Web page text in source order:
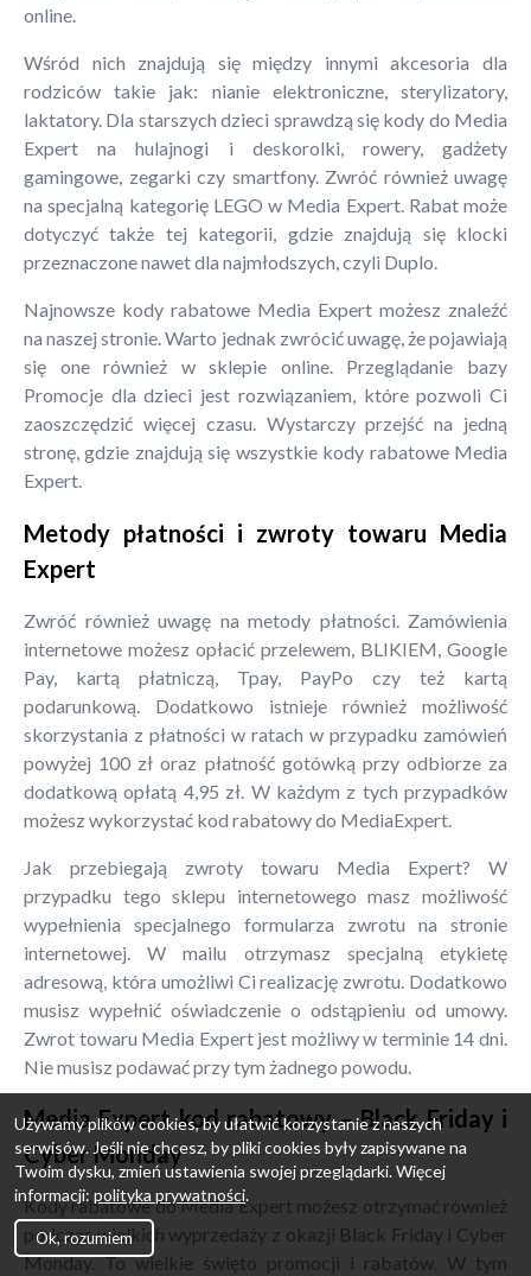
online.
Wśród nich znajdują się między innymi akcesoria dla
rodziców takie jak: nianie elektroniczne, sterylizatory,
laktatory. Dla starszych dzieci sprawdzą się kody do Media
Expert na hulajnogi i deskorolki, rowery, gadżety
gamingowe, zegarki czy smartfony. Zwróć również uwagę
na specjalną kategorię LEGO w Media Expert. Rabat może
dotyczyć także tej kategorii, gdzie znajdują się klocki
przeznaczone nawet dla najmłodszych, czyli Duplo.
Najnowsze kody rabatowe Media Expert możesz znaleźć
na naszej stronie. Warto jednak zwrócić uwagę, że pojawiają
się one również w sklepie online. Przeglądanie bazy
Promocje dla dzieci jest rozwiązaniem, które pozwoli Ci
zaoszczędzić więcej czasu. Wystarczy przejść na jedną
stronę, gdzie znajdują się wszystkie kody rabatowe Media
Expert.
Metody płatności i zwroty towaru Media
Expert
Zwróć również uwagę na metody płatności. Zamówienia
internetowe możesz opłacić przelewem, BLIKIEM, Google
Pay, kartą płatniczą, Tpay, PayPo czy też kartą
podarunkową. Dodatkowo istnieje również możliwość
skorzystania z płatności w ratach w przypadku zamówień
powyżej 100 zł oraz płatność gotówką przy odbiorze za
dodatkową opłatą 4,95 zł. W każdym z tych przypadków
możesz wykorzystać kod rabatowy do MediaExpert.
Jak przebiegają zwroty towaru Media Expert? W
przypadku tego sklepu internetowego masz możliwość
wypełnienia specjalnego formularza zwrotu na stronie
internetowej. W mailu otrzymasz specjalną etykietę
adresową, która umożliwi Ci realizację zwrotu. Dodatkowo
musisz wypełnić oświadczenie o odstąpieniu od umowy.
Zwrot towaru Media Expert jest możliwy w terminie 14 dni.
Nie musisz podawać przy tym żadnego powodu.
Media Expert kod rabatowy – Black Friday i
Cyber Monday
Kody rabatowe do Media Expert możesz otrzymać również
podczas wielkich wyprzedaży z okazji Black Friday i Cyber
Monday. To wielkie święto promocji i rabatów. W tym
Używamy plików cookies, by ułatwić korzystanie z naszych
serwisów. Jeśli nie chcesz, by pliki cookies były zapisywane na
Twoim dysku, zmień ustawienia swojej przeglądarki. Więcej
informacji: polityka prywatności.
Ok, rozumiem